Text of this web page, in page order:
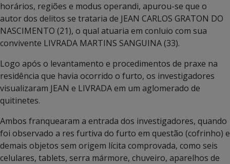
horários, regiões e modus operandi, apurou-se que o
autor dos delitos se trataria de JEAN CARLOS GRATON DO
NASCIMENTO (21), o qual atuaria em conluio com sua
convivente LIVRADA MARTINS SANGUINA (33).
Logo após o levantamento e procedimentos de praxe na
residência que havia ocorrido o furto, os investigadores
visualizaram JEAN e LIVRADA em um aglomerado de
quitinetes.
Ambos franquearam a entrada dos investigadores, quando
foi observado a res furtiva do furto em questão (cofrinho) e
demais objetos sem origem lícita comprovada, como seis
celulares, tablets, serra mármore, chuveiro, aparelhos de